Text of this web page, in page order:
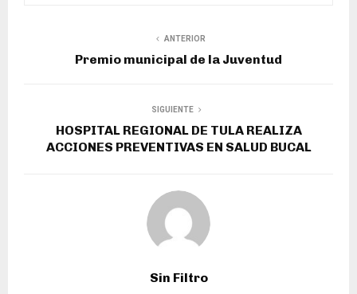
ANTERIOR
Premio municipal de la Juventud
SIGUIENTE
HOSPITAL REGIONAL DE TULA REALIZA
ACCIONES PREVENTIVAS EN SALUD BUCAL
Sin Filtro